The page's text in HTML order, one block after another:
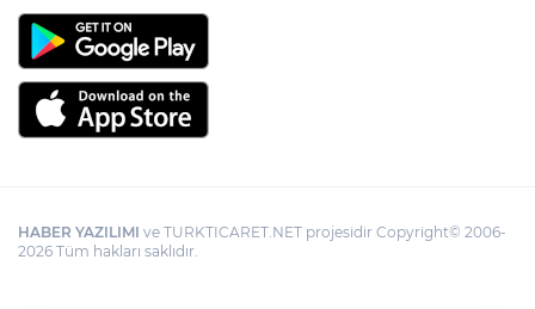
HABER YAZILIMI ve TURKTICARET.NET projesidir Copyright© 2006-
2026 Tüm hakları saklıdır.